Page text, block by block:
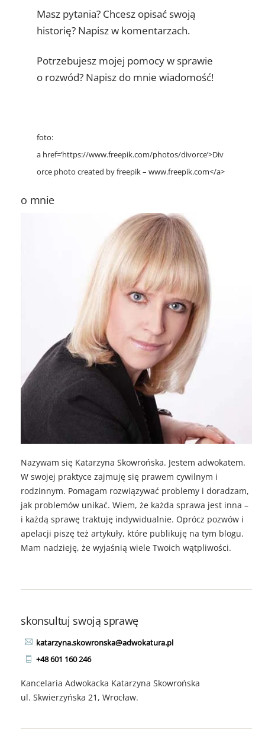
Masz pytania? Chcesz opisać swoją
historię? Napisz w komentarzach.
Potrzebujesz mojej pomocy w sprawie
o rozwód? Napisz do mnie wiadomość!
foto:
a href=’https://www.freepik.com/photos/divorce’>Div
orce photo created by freepik – www.freepik.com</a>
o mnie
Nazywam się Katarzyna Skowrońska. Jestem adwokatem.
W swojej praktyce zajmuję się prawem cywilnym i
rodzinnym. Pomagam rozwiązywać problemy i doradzam,
jak problemów unikać. Wiem, że każda sprawa jest inna –
i każdą sprawę traktuję indywidualnie. Oprócz pozwów i
apelacji piszę też artykuły, które publikuję na tym blogu.
Mam nadzieję, że wyjaśnią wiele Twoich wątpliwości.
skonsultuj swoją sprawę
katarzyna.skowronska@adwokatura.pl
+48 601 160 246
Kancelaria Adwokacka Katarzyna Skowrońska
ul. Skwierzyńska 21, Wrocław.